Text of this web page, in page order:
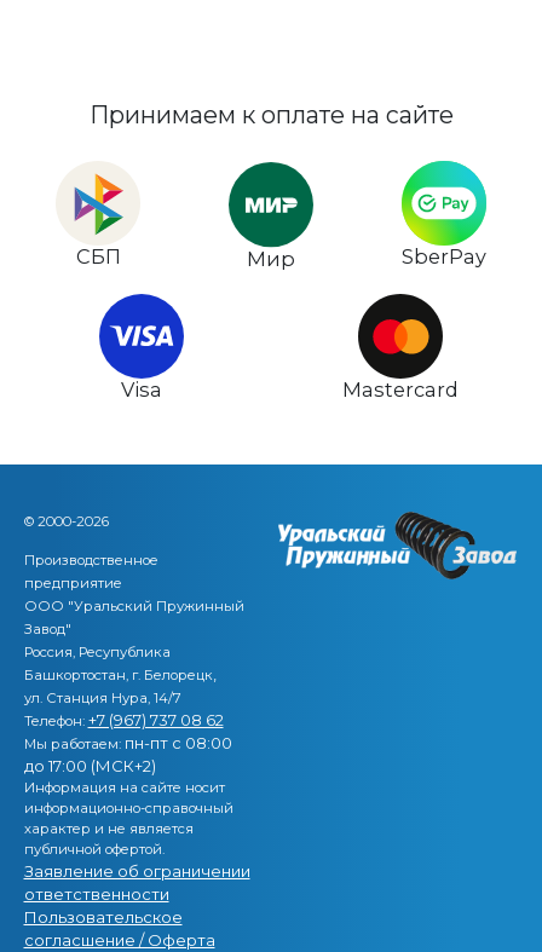
Принимаем к оплате на сайте
СБП Мир SberPay
Visa Mastercard
© 2000-2026
Производственное
предприятие
ООО "Уральский Пружинный
Завод"
Россия, Ресупублика
Башкортостан, г. Белорецк,
ул. Станция Нура, 14/7
Телефон: +7 (967) 737 08 62
Мы работаем: пн-пт с 08:00
до 17:00 (МСК+2)
Информация на сайте носит
информационно-справочный
характер и не является
публичной офертой.
Заявление об ограничении
ответственности
Пользовательское
согласшение / Оферта